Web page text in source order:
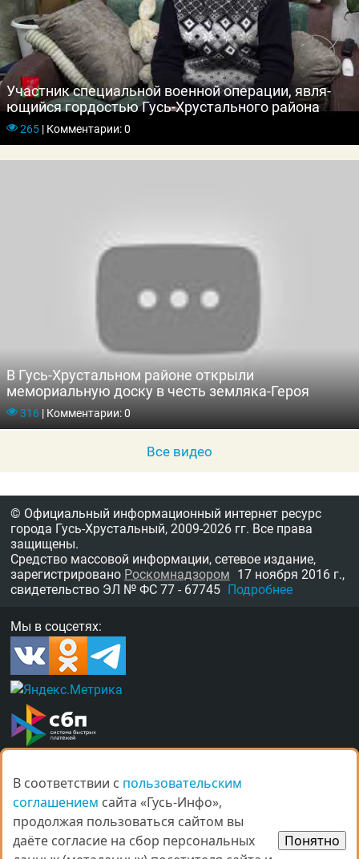
Учас­тник спе­ци­аль­ной во­ен­ной опе­рации, яв­ля­
ющий­ся гор­достью Гусь-Хрус­таль­но­го рай­она
265 |Комментарии: 0
В Гусь-Хрустальном районе открыли
мемориальную доску в честь земляка-Героя
316 |Комментарии: 0
Все видео
© Официальный информационный интернет ресурс
города Гусь-Хрустальный, 2009-2026 гг. Все права
защищены.
Средство массовой информации, сетевое издание,
зарегистрировано Роскомнадзором 17 ноября 2016 г.,
свидетельство ЭЛ № ФС 77 - 67745 Подробнее
Мы в соцсетях:
О насНаградыПравилаКонтакты
Рекламные услуги в Гусь-Хрустальном
В соответствии с пользовательским
соглашением сайта «Гусь-Инфо»,
продолжая пользоваться сайтом вы
даёте согласие на сбор персональных
Понятно
В соответствии с пользовательским
соглашением сайта «Гусь-Инфо»,
продолжая пользоваться сайтом вы
даёте согласие на сбор персональных
Понятно